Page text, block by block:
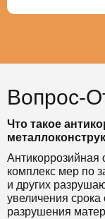
Вопрос-
Что такое
Антикоррозийная
комплекс мер по
и других
увеличения
разрушения